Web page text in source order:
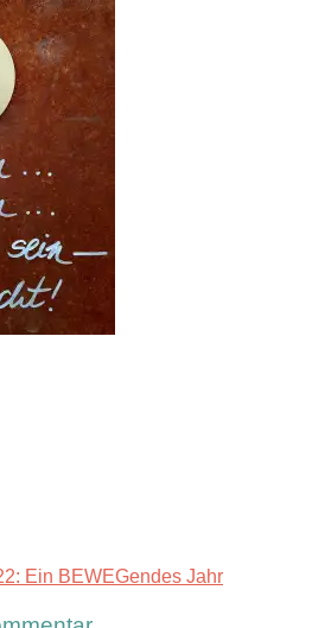
Ein BEWEGendes Jahr